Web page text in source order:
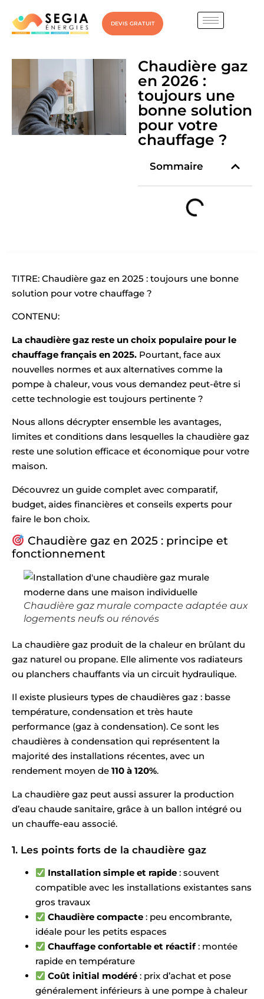
DEVIS GRATUIT
Chaudière gaz
en 2026 :
toujours une
bonne solution
pour votre
chauffage ?
Sommaire
TITRE: Chaudière gaz en 2025 : toujours une bonne
solution pour votre chauffage ?
CONTENU:
La chaudière gaz reste un choix populaire pour le
chauffage français en 2025. Pourtant, face aux
nouvelles normes et aux alternatives comme la
pompe à chaleur, vous vous demandez peut-être si
cette technologie est toujours pertinente ?
Nous allons décrypter ensemble les avantages,
limites et conditions dans lesquelles la chaudière gaz
reste une solution efficace et économique pour votre
maison.
Découvrez un guide complet avec comparatif,
budget, aides financières et conseils experts pour
faire le bon choix.
Chaudière gaz en 2025 : principe et
fonctionnement
Chaudière gaz murale compacte adaptée aux
logements neufs ou rénovés
La chaudière gaz produit de la chaleur en brûlant du
gaz naturel ou propane. Elle alimente vos radiateurs
ou planchers chauffants via un circuit hydraulique.
Il existe plusieurs types de chaudières gaz : basse
température, condensation et très haute
performance (gaz à condensation). Ce sont les
chaudières à condensation qui représentent la
majorité des installations récentes, avec un
rendement moyen de 110 à 120%.
La chaudière gaz peut aussi assurer la production
d’eau chaude sanitaire, grâce à un ballon intégré ou
un chauffe-eau associé.
1. Les points forts de la chaudière gaz
Installation simple et rapide : souvent
compatible avec les installations existantes sans
gros travaux
Chaudière compacte : peu encombrante,
idéale pour les petits espaces
Chauffage confortable et réactif: montée
rapide en température
Coût initial modéré : prix d’achat et pose
généralement inférieurs à une pompe à chaleur